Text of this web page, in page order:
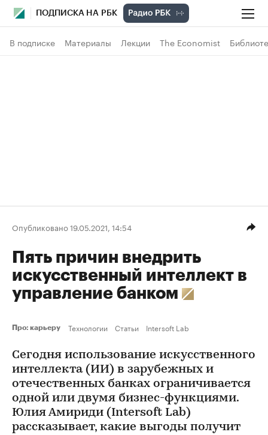
ПОДПИСКА НА РБК
В подписке Материалы Лекции The Economist
Опубликовано 19.05.2021, 14:54
Пять причин внедрить
искусственный интеллект в
управление банком
Про: карьеру Технологии Статьи Intersoft Lab
Сегодня использование искусственного
интеллекта (ИИ) в зарубежных и
отечественных банках ограничивается
одной или двумя бизнес-функциями.
Юлия Амириди (Intersoft Lab)
рассказывает, какие выгоды получит